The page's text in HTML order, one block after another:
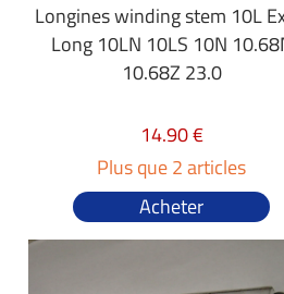
Longines winding stem 10L
Long 10LN 10LS 10N
10.68Z 23.0
14.90 €
Plus que 2 articles
Acheter